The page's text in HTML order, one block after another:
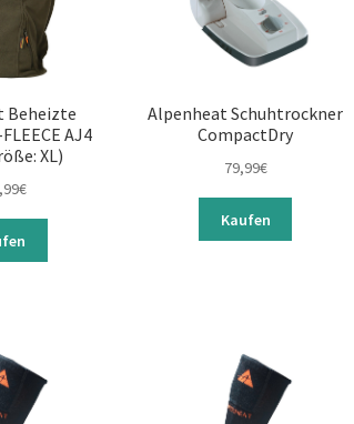
Beheizte
AJ4
XL)
€
Alpenheat Schuhtrockner
CompactDry
79,99€
Kaufen